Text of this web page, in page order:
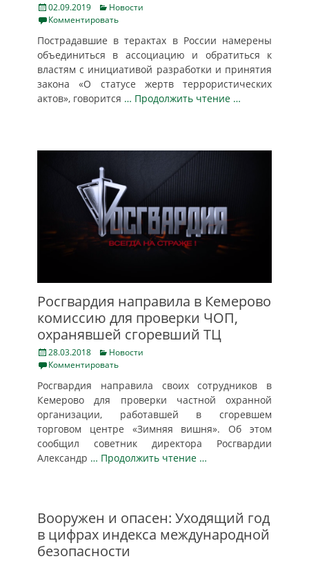
Posted
on
02.09.2019 Categories
Новости
Комментировать
Пострадавшие в терактах в России намерены
объединиться в ассоциацию и обратиться к
властям с инициативой разработки и принятия
закона «О статусе жертв террористических
актов», говорится … Продолжить чтение …
Росгвардия направила в Кемерово
комиссию для проверки ЧОП,
охранявшей сгоревший ТЦ
Posted
on
28.03.2018 Categories
Новости
Комментировать
Росгвардия направила своих сотрудников в
Кемерово для проверки частной охранной
организации, работавшей в сгоревшем
торговом центре «Зимняя вишня». Об этом
сообщил советник директора Росгвардии
Александр … Продолжить чтение …
Вооружен и опасен: Уходящий год
в цифрах индекса международной
безопасности